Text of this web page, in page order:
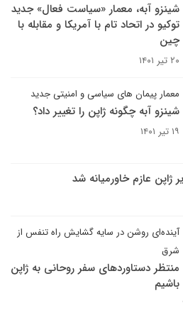
شینزو آبه، معمار «سیاست فعال» جدید
توکیو در اتحاد تام با آمریکا و مقابله با
چین
۲۰ تیر ۱۴۰۱
معمار پیمان های سیاسی و امنیتی جدید
شینزو آبه چگونه ژاپن را تغییر داد؟
۱۹ تیر ۱۴۰۱
عازم خاورمیانه شد
آینده‌ای روشن در سایه گشایش راه تنفس از
شرق
منتظر دستاوردهای سفر روحانی به ژاپن
باشیم